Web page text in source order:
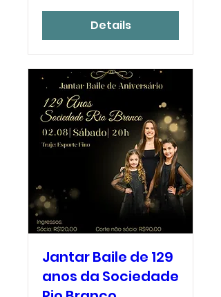
Details
Jantar Baile de 129
anos da Sociedade